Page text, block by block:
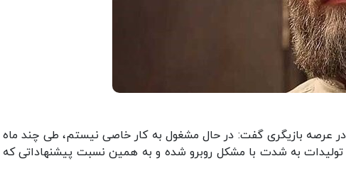
عرصه بازیگری گفت: در حال مشغول به کار خاصی نیستم، طی چند ماه
به شدت با مشکل روبرو شده و به همین نسبت پیشنهاداتی که